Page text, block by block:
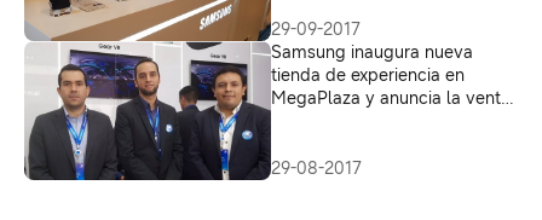
29-09-2017
Samsung inaugura nueva
tienda de experiencia en
MegaPlaza y anuncia la venta
29-08-2017